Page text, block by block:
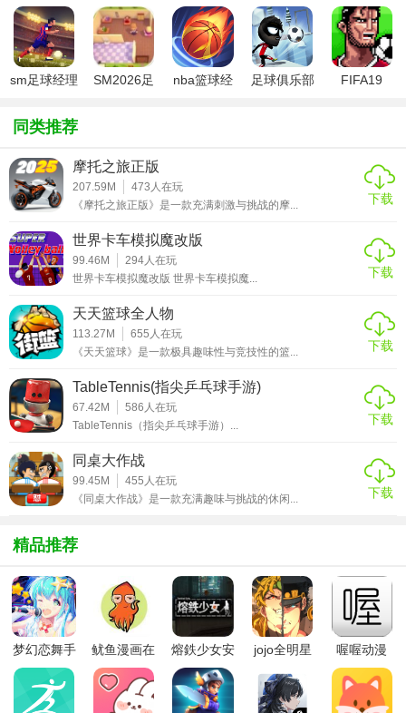
4. 球员成长系统：通过训练和比赛，球员的能力值会逐步成
长，玩家可以见证自己球队的成长与蜕变。
【SM19足球经理游戏玩法】
1. 组建球队：玩家可以通过购买、租借或培养青训球员来组
2. 战术调整：在比赛前，玩家需要根据对手的特点和自己的
战术需求，进行阵型和战术的设定。
3. 比赛模拟：比赛过程由AI自动模拟，玩家可以通过视频回
放和数据分析来回顾比赛过程，调整战术和策略。
费、工资、青训费用等，确保球队的持续发展。
【SM19足球经理游戏优势】
1. 高度的真实感：无论是球员数据还是赛事系统，都力求还
原真实的足球世界。
2. 丰富的游戏内容：从组建球队到战术调整，再到经营与管
理，玩家可以体验到全方位的足球经理生活。
家轻松上手。
赛事系统和功能，确保游戏的持续更新和发展。
5. 社区互动：玩家可以在社区中分享自己的战术、球队阵容
和比赛心得，与其他玩家互动交流。
【SM19足球经理游戏测评】
sm足球经理
SM2026足
nba篮球经
足球俱乐部
FIFA19
同类推荐
摩托之旅正版
207.59M 473 人在玩
《摩托之旅正版》是一款充满刺激与挑战的摩...
下载
世界卡车模拟魔改版
99.46M 294人在玩
世界卡车模拟魔改版 世界卡车模拟魔...
下载
天天篮球全人物
113.27M 655 人在玩
《天天篮球》是一款极具趣味性与竞技性的篮...
下载
TableTennis(指尖乒乓球手游)
67.42M 586 人在玩
TableTennis（指尖乒乓球手游）...
下载
同桌大作战
99.45M 455 人在玩
《同桌大作战》是一款充满趣味与挑战的休闲...
下载
精品推荐
梦幻恋舞手
游
鱿鱼漫画在
线版
熔鉄少女安
卓版
jojo全明星
物
喔喔动漫